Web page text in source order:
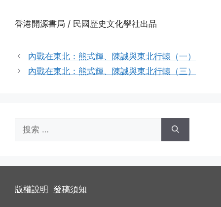
香港開源書局 / 民國歷史文化學社出品
內戰在東北：熊式輝、陳誠與東北行轅（一）
內戰在東北：熊式輝、陳誠與東北行轅（三）
版權說明 發稿須知